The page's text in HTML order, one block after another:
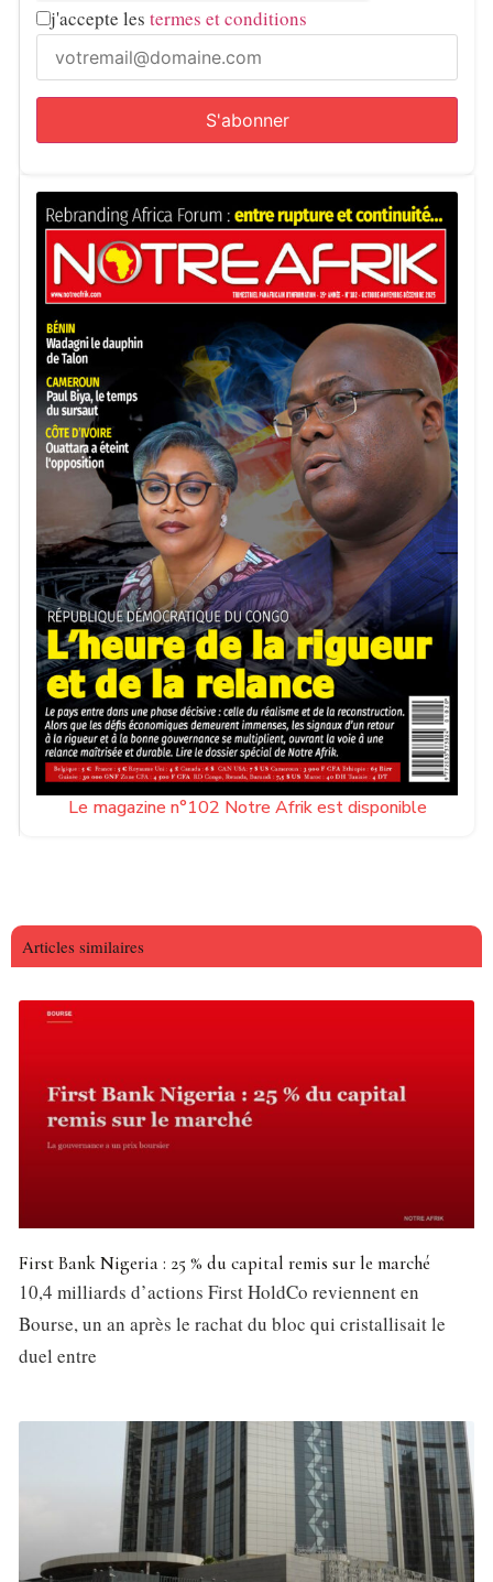
j'accepte les termes et conditions
Le magazine n°102 Notre Afrik est disponible
Articles similaires
First Bank Nigeria : 25 % du capital remis sur le marché
10,4 milliards d’actions First HoldCo reviennent en
Bourse, un an après le rachat du bloc qui cristallisait le
duel entre